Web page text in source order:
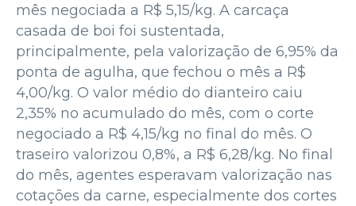
mês negociada a R$ 5,15/kg. A carcaça
casada de boi foi sustentada,
principalmente, pela valorização de 6,95% da
ponta de agulha, que fechou o mês a R$
4,00/kg. O valor médio do dianteiro caiu
2,35% no acumulado do mês, com o corte
negociado a R$ 4,15/kg no final do mês. O
traseiro valorizou 0,8%, a R$ 6,28/kg. No final
do mês, agentes esperavam valorização nas
cotações da carne, especialmente dos cortes